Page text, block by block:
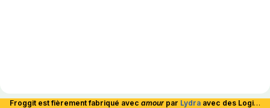
Froggit est fièrement fabriqué avec amour par Lydra avec des Logiciels Libres et hébergé en